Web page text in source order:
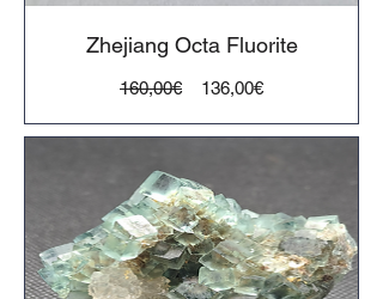
Zhejiang Octa Fluorite
160,00€
Preço
136,00€Preço